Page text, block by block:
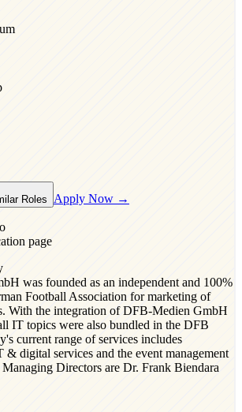
Roles Apply Now →
page
was founded as an independent and 100%
Football Association for marketing of
With the integration of DFB-Medien GmbH
IT topics were also bundled in the DFB
current range of services includes
& digital services and the event management
Directors are Dr. Frank Biendara